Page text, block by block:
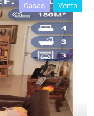
Casas Venta